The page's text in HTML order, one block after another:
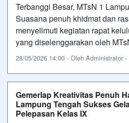
Terbanggi Besar, MTsN 1
Suasana penuh khidmat dan
menyelimuti kegiatan rapat
yang diselenggarakan oleh
28/05/2026 14:00 - Oleh Administrator
Gemerlap Kreativitas Penuh
Lampung Tengah Sukses
Pelepasan Kelas IX